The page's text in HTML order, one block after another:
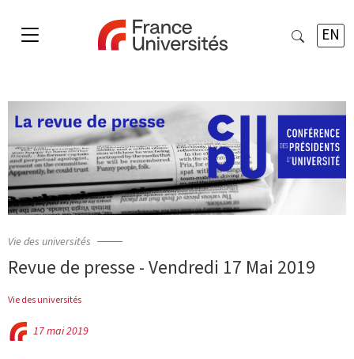
EN
Vie des universités
Revue de presse - Vendredi 17 Mai 2019
Vie des universités
17 mai 2019